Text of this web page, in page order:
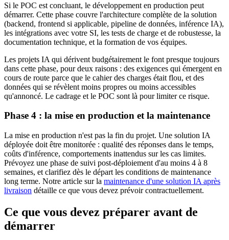
Si le POC est concluant, le développement en production peut
démarrer. Cette phase couvre l'architecture complète de la solution
(backend, frontend si applicable, pipeline de données, inférence IA),
les intégrations avec votre SI, les tests de charge et de robustesse, la
documentation technique, et la formation de vos équipes.
Les projets IA qui dérivent budgétairement le font presque toujours
dans cette phase, pour deux raisons : des exigences qui émergent en
cours de route parce que le cahier des charges était flou, et des
données qui se révèlent moins propres ou moins accessibles
qu'annoncé. Le cadrage et le POC sont là pour limiter ce risque.
Phase 4 : la mise en production et la maintenance
La mise en production n'est pas la fin du projet. Une solution IA
déployée doit être monitorée : qualité des réponses dans le temps,
coûts d'inférence, comportements inattendus sur les cas limites.
Prévoyez une phase de suivi post-déploiement d'au moins 4 à 8
semaines, et clarifiez dès le départ les conditions de maintenance
long terme. Notre article sur la maintenance d'une solution IA après
livraison détaille ce que vous devez prévoir contractuellement.
Ce que vous devez préparer avant de
démarrer